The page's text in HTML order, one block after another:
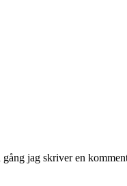
jag skriver en